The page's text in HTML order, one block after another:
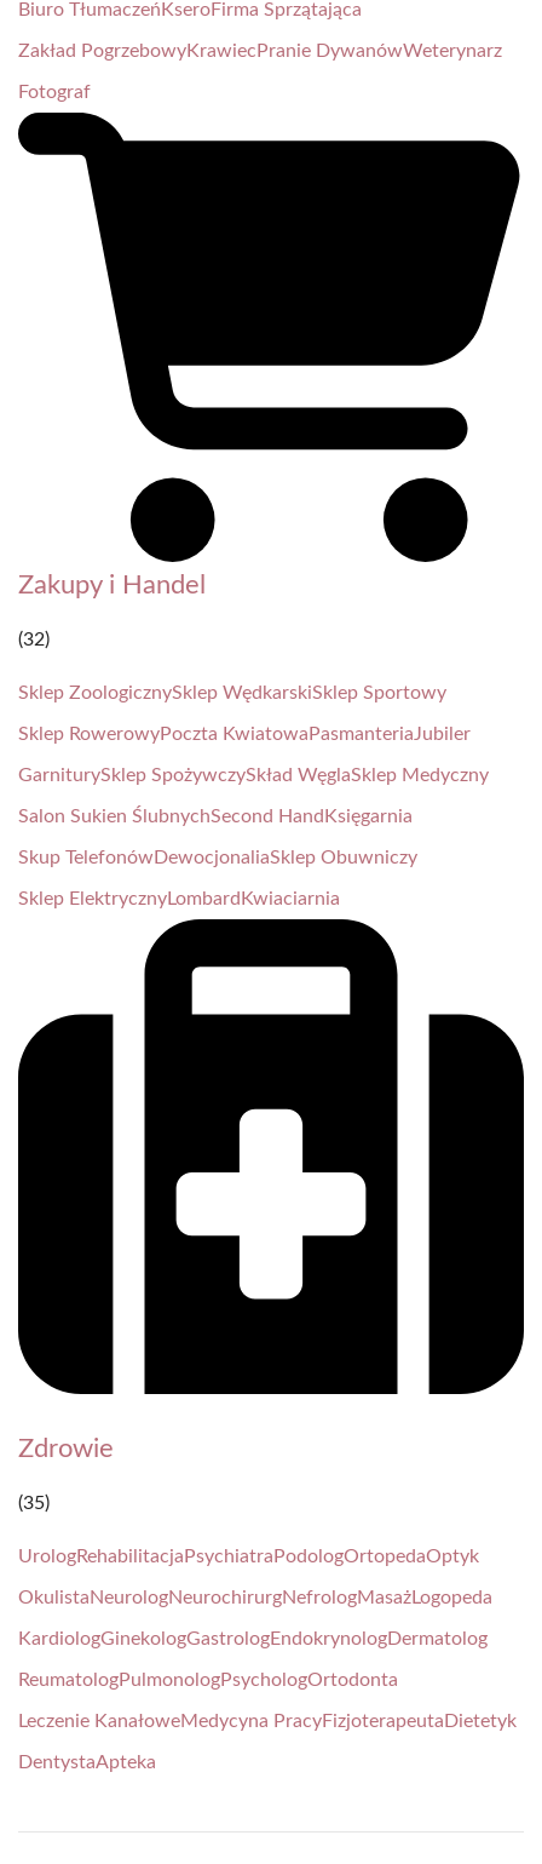
Biuro Tłumaczeń KseroFirma Sprzątająca
Zakład PogrzebowyKrawiec Pranie DywanówWeterynarz
Fotograf
Zakupy i Handel
(32)
Sklep ZoologicznySklep WędkarskiSklep Sportowy
Sklep RowerowyPoczta Kwiatowa PasmanteriaJubiler
GarniturySklep SpożywczySkład WęglaSklep Medyczny
Salon Sukien ŚlubnychSecond Hand Księgarnia
Skup Telefonów DewocjonaliaSklep Obuwniczy
Sklep ElektrycznyLombard Kwiaciarnia
Zdrowie
(35)
UrologRehabilitacja Psychiatra PodologOrtopedaOptyk
OkulistaNeurologNeurochirurgNefrologMasażLogopeda
KardiologGinekologGastrologEndokrynologDermatolog
ReumatologPulmonologPsychologOrtodonta
Leczenie KanałoweMedycyna PracyFizjoterapeuta Dietetyk
DentystaApteka